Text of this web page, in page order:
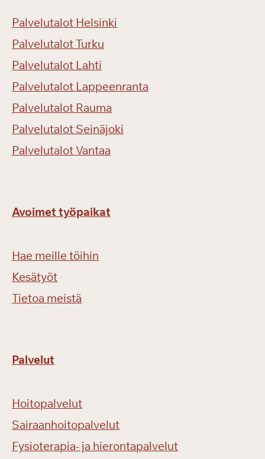
Palvelutalot Helsinki
Palvelutalot Turku
Palvelutalot Lahti
Palvelutalot Lappeenranta
Palvelutalot Rauma
Palvelutalot Seinäjoki
Palvelutalot Vantaa
Avoimet työpaikat
Hae meille töihin
Kesätyöt
Tietoa meistä
Palvelut
Hoitopalvelut
Sairaanhoitopalvelut
Fysioterapia- ja hierontapalvelut